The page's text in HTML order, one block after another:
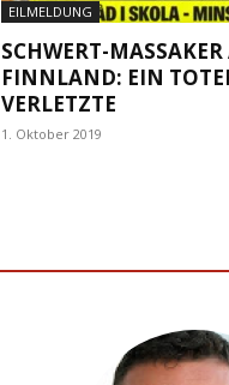
EILMELDUNG
SCHWERT-
FINNLAND: EIN
VERLETZTE
1. Oktober 2019